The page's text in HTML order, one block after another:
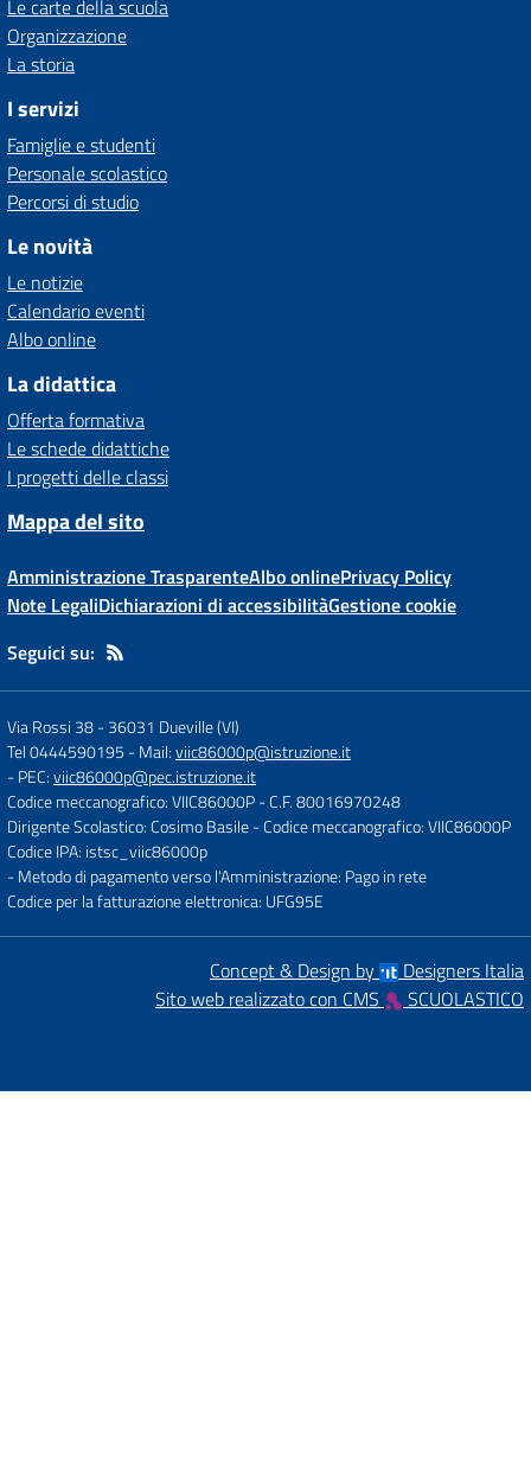
Le carte della scuola
Organizzazione
La storia
I servizi
Famiglie e studenti
Personale scolastico
Percorsi di studio
Le novità
Le notizie
Calendario eventi
Albo online
La didattica
Offerta formativa
Le schede didattiche
I progetti delle classi
Mappa del sito
Amministrazione TrasparenteAlbo onlinePrivacy Policy
Note LegaliDichiarazioni di accessibilitàGestione cookie
Seguici su:
Via Rossi 38-36031 Dueville (VI)
Tel 0444590195 - Mail:viic86000p@istruzione.it
- PEC:viic86000p@pec.istruzione.it
Codice meccanografico: VIIC86000P- C.F. 80016970248
Dirigente Scolastico: Cosimo Basile- Codice meccanografico: VIIC86000P
Codice IPA: istsc_viic86000p
- Metodo di pagamento verso l'Amministrazione: Pago in rete
Codice per la fatturazione elettronica: UFG95E
Concept & Design by
Designers Italia
Sito web realizzato con CMS
SCUOLASTICO